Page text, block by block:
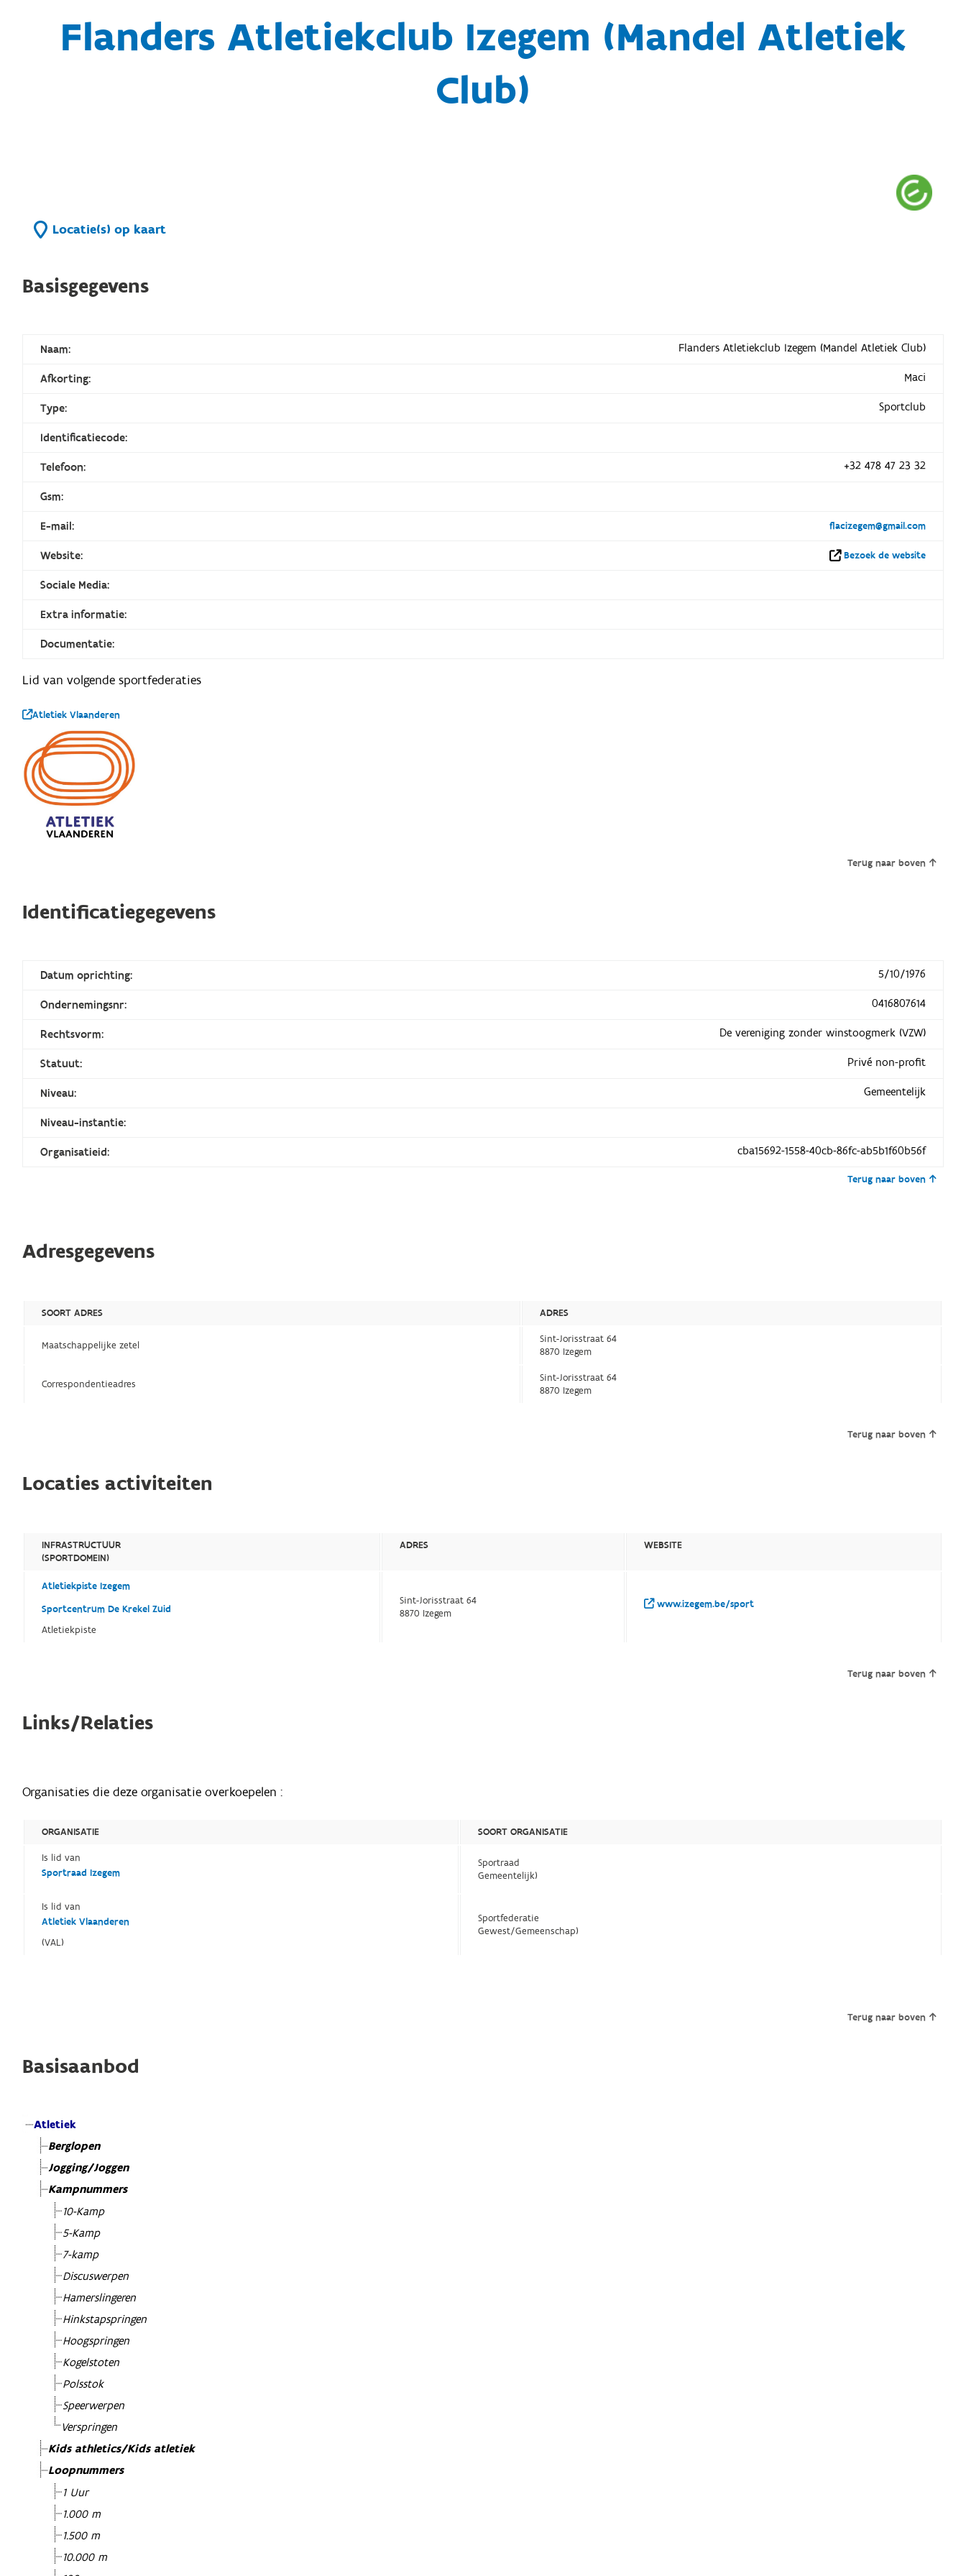
Flanders Atletiekclub Izegem (Mandel Atletiek
Club)
Locatie(s) op kaart
Basisgegevens
Naam: Flanders Atletiekclub Izegem (Mandel Atletiek Club)
Afkorting: Maci
Type: Sportclub
Identificatiecode:
Telefoon: +32 478 47 23 32
Gsm:
E-mail: flacizegem@gmail.com
Website: Bezoek de website
Sociale Media:
Extra informatie:
Documentatie:
Lid van volgende sportfederaties
Atletiek Vlaanderen
Terug naar boven
Identificatiegegevens
Datum oprichting: 5/10/1976
Ondernemingsnr: 0416807614
Rechtsvorm: De vereniging zonder winstoogmerk (VZW)
Statuut: Privé non-profit
Niveau: Gemeentelijk
Niveau-instantie:
Organisatieid: cba15692-1558-40cb-86fc-ab5b1f60b56f
Terug naar boven
Adresgegevens
SOORT ADRES ADRES
Maatschappelijke zetel
Sint-Jorisstraat 64
8870 Izegem
Correspondentieadres
Sint-Jorisstraat 64
8870 Izegem
Terug naar boven
Locaties activiteiten
INFRASTRUCTUUR
(SPORTDOMEIN)
ADRES WEBSITE
Atletiekpiste Izegem
Sportcentrum De Krekel Zuid
Atletiekpiste
Sint-Jorisstraat 64
8870 Izegem
www.izegem.be/sport
Terug naar boven
Links/Relaties
Organisaties die deze organisatie overkoepelen :
ORGANISATIE
SOORT ORGANISATIE
Is lid van
Sportraad Izegem
Sportraad
Gemeentelijk)
Is lid van
Atletiek Vlaanderen
(VAL)
Sportfederatie
Gewest/Gemeenschap)
Terug naar boven
Basisaanbod
Atletiek
Berglopen
Jogging/Joggen
Kampnummers
10-Kamp
5-Kamp
7-kamp
Discuswerpen
Hamerslingeren
Hinkstapspringen
Hoogspringen
Kogelstoten
Polsstok
Speerwerpen
Verspringen
Kids athletics/Kids atletiek
Loopnummers
1 Uur
1.000 m
1.500 m
10.000 m